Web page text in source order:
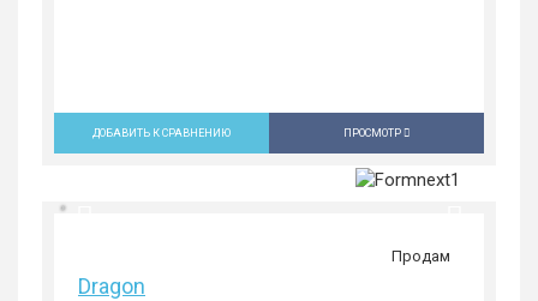
ДОБАВИТЬ К СРАВНЕНИЮ ПРОСМОТР
Продам
Dragon